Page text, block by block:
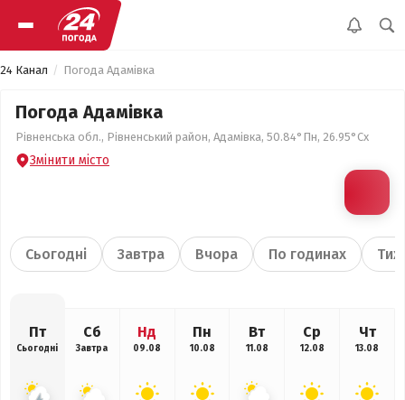
24 Канал Погода Адамівка
Погода Адамівка
Рівненська обл., Рівненський район, Адамівка, 50.84°Пн, 26.95°Сх
Змінити місто
Сьогодні Завтра Вчора По годинах
Пт
Сьогодні
Сб
Завтра
Нд
09.08
Пн
10.08
Вт
11.08
Ср
12.08
Чт
13.08